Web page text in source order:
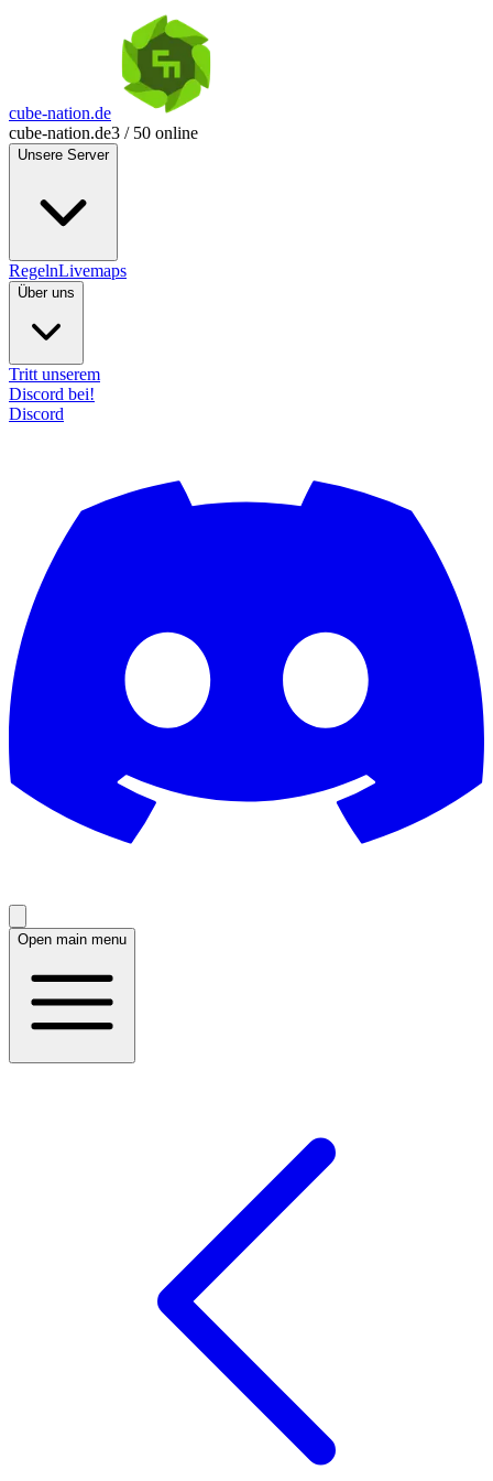
cube-nation.de
cube-nation.de3 / 50 online
Unsere Server
RegelnLivemaps
Über uns
Tritt unserem
Discord bei!
Discord
Open main menu